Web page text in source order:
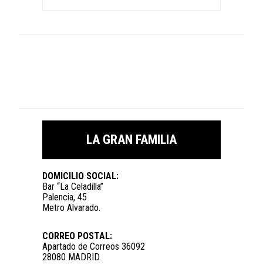
LA GRAN FAMILIA
DOMICILIO SOCIAL:
Bar “La Celadilla”
Palencia, 45
Metro Alvarado.
CORREO POSTAL:
Apartado de Correos 36092
28080 MADRID.